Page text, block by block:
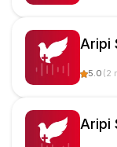
Aripi
5.0 (2
Aripi